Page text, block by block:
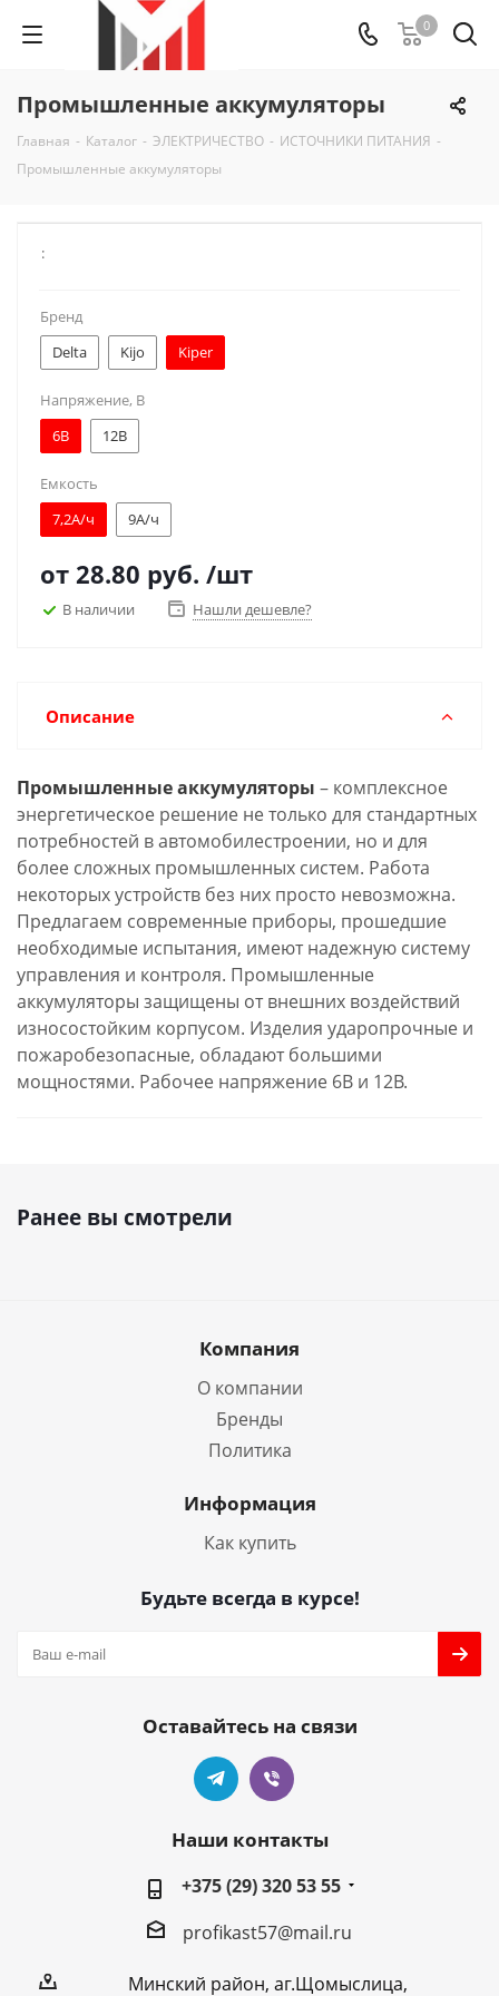
0
Промышленные аккумуляторы
Главная - Каталог - ЭЛЕКТРИЧЕСТВО - ИСТОЧНИКИ ПИТАНИЯ -
Промышленные аккумуляторы
:
Бренд
Delta
Kijo Kiper
Напряжение, В
6В
12В
Емкость
7,2А/ч
9А/ч
от 28.80 руб. /шт
В наличии Нашли дешевле?
Описание
Промышленные аккумуляторы – комплексное
энергетическое решение не только для стандартных
потребностей в автомобилестроении, но и для
более сложных промышленных систем. Работа
некоторых устройств без них просто невозможна.
Предлагаем современные приборы, прошедшие
необходимые испытания, имеют надежную систему
управления и контроля. Промышленные
аккумуляторы защищены от внешних воздействий
износостойким корпусом. Изделия ударопрочные и
пожаробезопасные, обладают большими
мощностями. Рабочее напряжение 6В и 12В.
Ранее вы смотрели
Компания
О компании
Бренды
Политика
Информация
Как купить
Будьте всегда в курсе!
Оставайтесь на связи
Наши контакты
+375 (29) 320 53 55
profikast57@mail.ru
Минский район, аг.Щомыслица,